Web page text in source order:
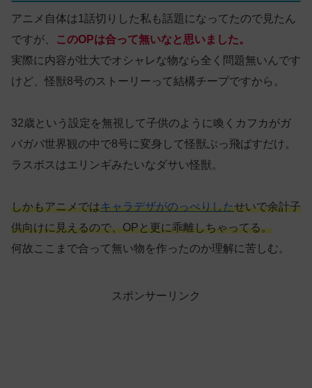
アニメ自体は1話切りした私も話題になってたので見たん
ですが、
このOPは合って無いなと思いました。
実際に内容が壮大でオシャレな物なら全く問題無いんです
けど、怪獣8号のストーリーって結構チープですから。
32歳という設定を無視して子供のように喚くカフカがガ
バガバ世界観の中で8号に変身して怪獣ぶっ飛ばすだけ。
ラスボスはエリンギみたいなダサい怪獣。
しかもアニメではキャラデザがのっぺりしたせいで余計子
供向けに見えるので、OPと更に乖離しちゃってる。
何故ここまで合って無い物を作ったのか理解に苦しむ。
スポンサーリンク